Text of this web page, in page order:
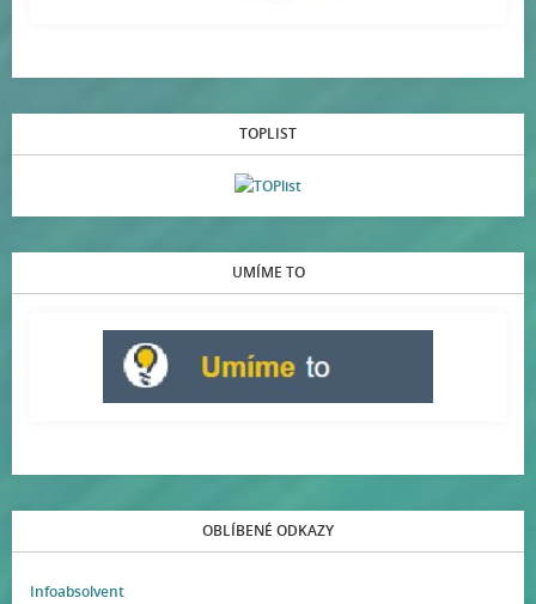
TOPLIST
UMÍME TO
OBLÍBENÉ ODKAZY
Infoabsolvent